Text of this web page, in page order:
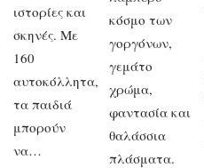
ιστορίες και
σκηνές. Με
160
αυτοκόλλητα,
τα παιδιά
μπορούν
να…
κόσμο των
γοργόνων,
γεμάτο
χρώμα,
φαντασία και
θαλάσσια
πλάσματα.